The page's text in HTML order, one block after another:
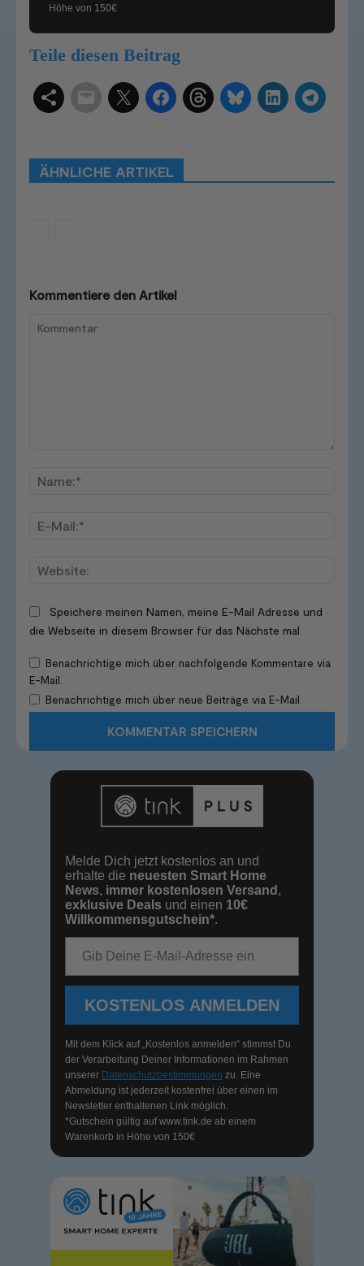
Höhe von 150€
Teile diesen Beitrag
ÄHNLICHE ARTIKEL
Kommentiere den Artikel
Speichere meinen Namen, meine E-Mail Adresse und
die Webseite in diesem Browser für das Nächste mal.
Benachrichtige mich über nachfolgende Kommentare via
E-Mail.
Benachrichtige mich über neue Beiträge via E-Mail.
Melde Dich jetzt kostenlos an und
erhalte die neuesten Smart Home
News, immer kostenlosen Versand ,
exklusive Deals und einen 10€
Willkommensgutschein*.
KOSTENLOS ANMELDEN
Mit dem Klick auf „Kostenlos anmelden“ stimmst Du
der Verarbeitung Deiner Informationen im Rahmen
unserer Datenschutzbestimmungen zu. Eine
Abmeldung ist jederzeit kostenfrei über einen im
Newsletter enthaltenen Link möglich.
*Gutschein gültig aufwww.tink.de ab einem
Warenkorb in Höhe von 150€